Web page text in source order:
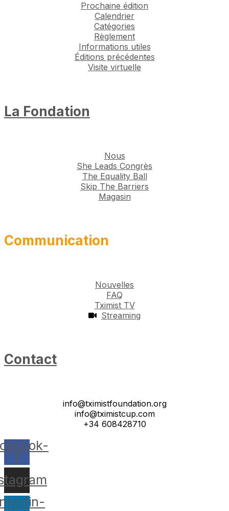
Prochaine édition
Calendrier
Catégories
Règlement
Informations utiles
Éditions précédentes
Visite virtuelle
La Fondation
Nous
She Leads Congrès
The Equality Ball
Skip The Barriers
Magasin
Communication
Nouvelles
FAQ
Tximist TV
Streaming
Contact
info@tximistfoundation.org
info@tximistcup.com
+34 608428710
f